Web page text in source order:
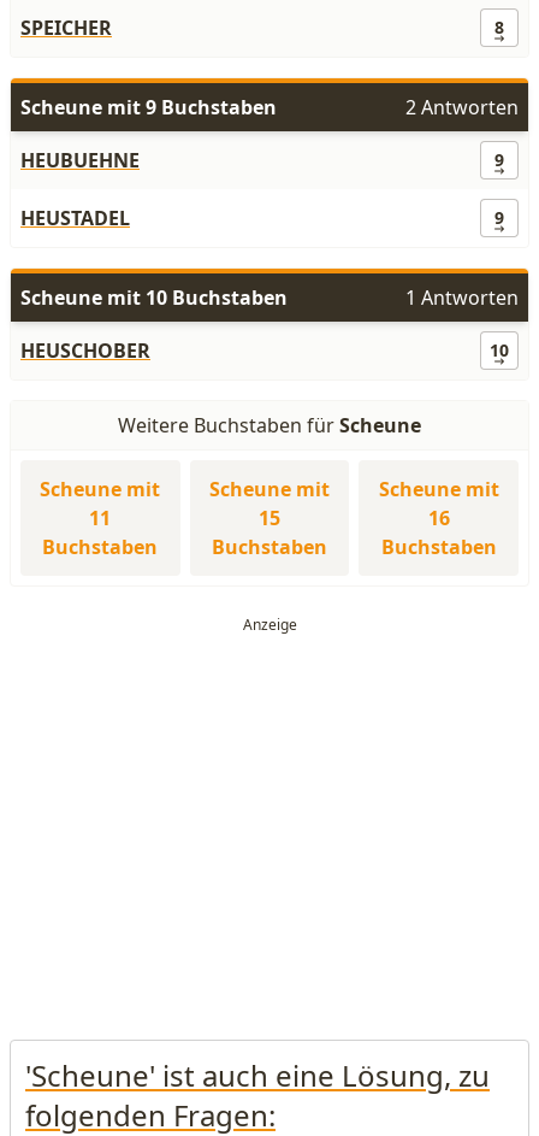
SPEICHER 8
Scheune mit 9 Buchstaben
2 Antworten
HEUBUEHNE
9
HEUSTADEL 9
Scheune mit 10 Buchstaben
1 Antworten
HEUSCHOBER
10
Weitere Buchstaben fürScheune
Scheune mit
11
Buchstaben
Scheune mit
15
Buchstaben
Scheune mit
16
Buchstaben
'Scheune' ist auch eine Lösung, zu
folgenden Fragen: